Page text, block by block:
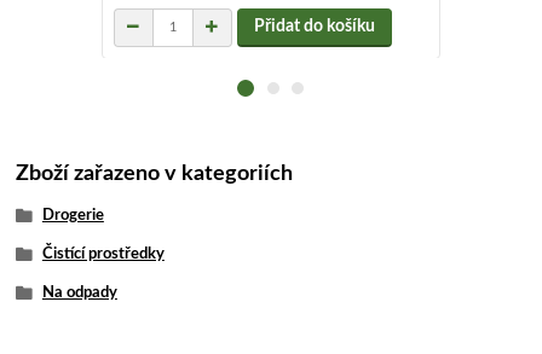
Přidat do košíku
Zboží zařazeno v kategoriích
Drogerie
Čistící prostředky
Na odpady